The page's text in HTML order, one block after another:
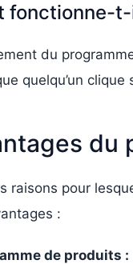
fonctionne-
du
quelqu’un
du
raisons pour
:
de produits :